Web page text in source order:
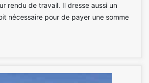
rendu de travail. Il dresse aussi un
nécessaire pour de payer une somme